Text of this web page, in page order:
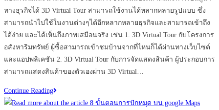
ทางธุรกิจได้ 3D Virtual Tour สามารถใช้งานได้หลากหลายรูปแบบ ซึ่ง
สามารถนำไปใช้ในงานต่างๆได้อีกหลากหลายธุรกิจและสามารถเข้าถึง
ได้ง่าย และได้เห็นถึงภาพเสมือนจริง เช่น 1. 3D Virtual Tour กับโครงการ
อสังหาริมทรัพย์ ผู้ซื้อสามารถเข้าชมบ้านจากที่ไหนก็ได้ผ่านทางเว็บไซต์
และแอปพลิเคชัน 2. 3D Virtual Tour กับการจัดแสดงสินค้า ผู้ประกอบการ
สามารถแสดงสินค้าของตัวเองผ่าน 3D Virtual…
Continue Readingมี
ธุรกิจ